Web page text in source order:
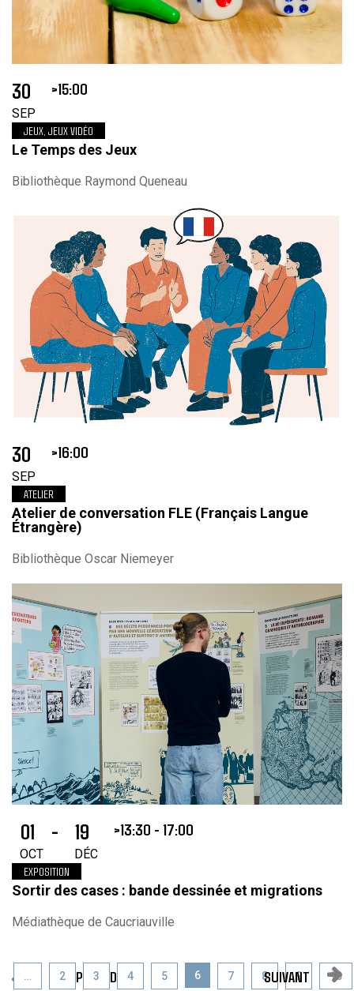
30
SEP
15:00
JEUX, JEUX VIDÉO
Le Temps des Jeux
Bibliothèque Raymond Queneau
30
SEP
16:00
ATELIER
Atelier de conversation FLE (Français Langue
Étrangère)
Bibliothèque Oscar Niemeyer
01
OCT
- 19
DÉC
13:30 - 17:00
EXPOSITION
Sortir des cases : bande dessinée et migrations
Médiathèque de Caucriauville
PRÉCÉDENT
… 2 3 4 5 6 7 8 9 10
SUIVANT